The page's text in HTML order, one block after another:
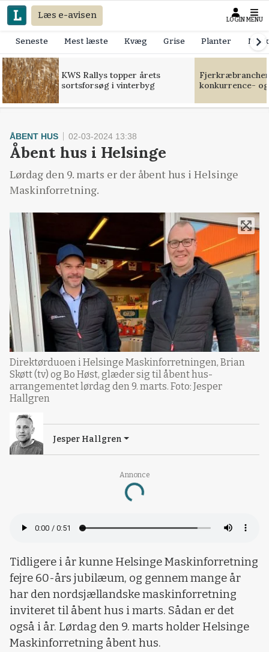
Læs e-avisen LOGIN MENU
Seneste Mest læste Kvæg Grise Planter
KWS Rallys topper årets
sortsforsøg i vinterbyg
konkurrence-
Annonce
Loading...
ÅBENT HUS 02-03-2024 13:38
Åbent hus i Helsinge
Lørdag den 9. marts er der åbent hus i Helsinge
Maskinforretning.
Direktørduoen i Helsinge Maskinforretningen, Brian
Skøtt (tv) og Bo Høst, glæder sig til åbent hus-
arrangementet lørdag den 9. marts. Foto: Jesper
Hallgren
Jesper Hallgren
Tidligere i år kunne Helsinge Maskinforretning
fejre 60-års jubilæum, og gennem mange år
har den nordsjællandske maskinforretning
inviteret til åbent hus i marts. Sådan er det
også i år. Lørdag den 9. marts holder Helsinge
Maskinforretning åbent hus.